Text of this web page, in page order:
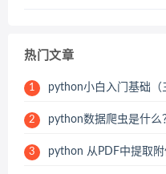
热门文章
1 python小白入门基础（
2 python数据爬虫是什么
3 python 从PDF中提取